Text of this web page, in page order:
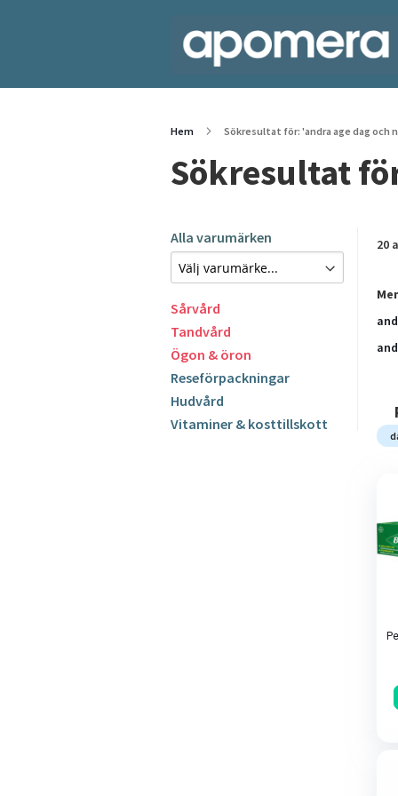
Hem Sökresultat för: 'andra age dag och
Sökresultat
20
Alla varumärken
Sårvård
Tandvård
Ögon & öron
Reseförpackningar
Hudvård
Vitaminer & kosttillskott